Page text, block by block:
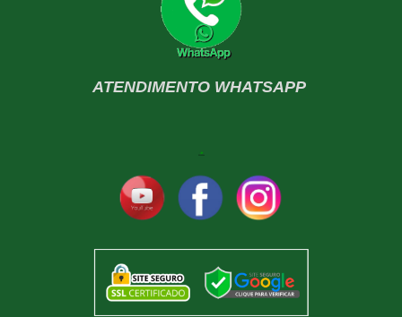
ATENDIMENTO WHATSAPP